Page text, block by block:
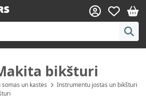
bikšturi
un kastes
Instrumentu jostas un bikšturi